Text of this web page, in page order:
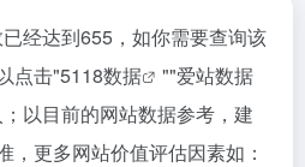
经达到655，如你需要查询该
点击"5118数据 ""爱站数据
以目前的网站数据参考，建
，更多网站价值评估因素如：